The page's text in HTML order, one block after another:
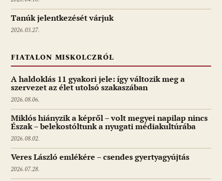
Tanúk jelentkezését várjuk
2026.03.27.
FIATALON MISKOLCZRÓL
A haldoklás 11 gyakori jele: így változik meg a
szervezet az élet utolsó szakaszában
2026.08.06.
Miklós hiányzik a képről – volt megyei napilap nincs
Észak – belekostóltunk a nyugati médiakultúrába
2026.08.02.
Veres László emlékére – csendes gyertyagyújtás
2026.07.28.